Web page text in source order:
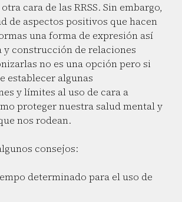
cara de las RRSS. Sin embargo,
de aspectos positivos que hacen
una forma de expresión así
y construcción de relaciones
no es una opción pero si
establecer algunas
y límites al uso de cara a
proteger nuestra salud mental y
nos rodean.
consejos:
determinado para el uso de